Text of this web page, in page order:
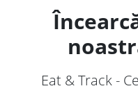
Eat & Track -